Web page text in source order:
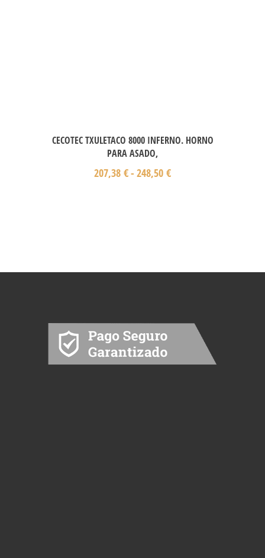
CECOTEC TXULETACO 8000 INFERNO. HORNO
PARA ASADO,
207,38 €- 248,50 €